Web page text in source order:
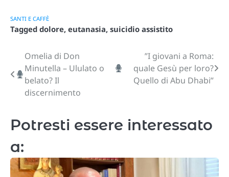
SANTI E CAFFÈ
Tagged dolore, eutanasia, suicidio assistito
Navigazione
articoli
Omelia di Don
Minutella – Ululato o
belato? Il
discernimento
”I giovani a Roma:
quale Gesù per loro?
Quello di Abu Dhabi”
Potresti essere interessato
a: